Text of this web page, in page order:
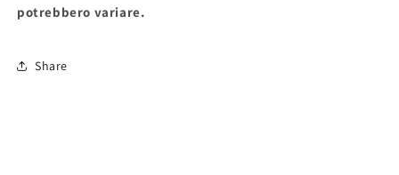
potrebbero variare.
Share